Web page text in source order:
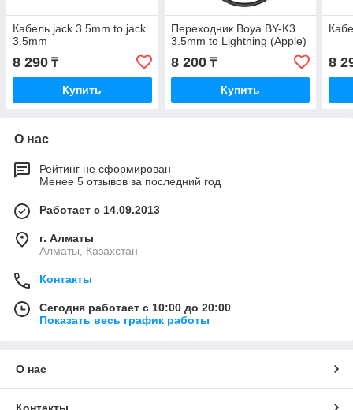
Кабель jack 3.5mm to jack
3.5mm
8 290 ₸
Купить
Переходник Boya BY-K3
3.5mm to Lightning (Apple)
8 200₸
Купить
8
О нас
Рейтинг не сформирован
Менее 5 отзывов за последний год
Работает с 14.09.2013
г. Алматы
Алматы, Казахстан
Контакты
Сегодня работает с 10:00 до 20:00
Показать весь график работы
О нас
Контакты